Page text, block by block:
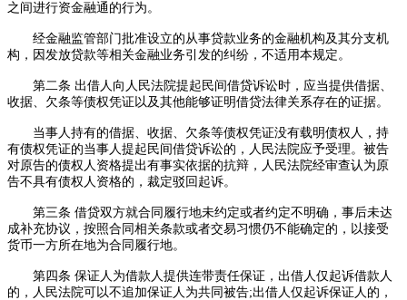
之间进行资金融通的行为。
经金融监管部门批准设立的从事贷款业务的金融机构及其分支机
构，因发放贷款等相关金融业务引发的纠纷，不适用本规定。
第二条 出借人向人民法院提起民间借贷诉讼时，应当提供借据、
收据、欠条等债权凭证以及其他能够证明借贷法律关系存在的证据。
当事人持有的借据、收据、欠条等债权凭证没有载明债权人，持
有债权凭证的当事人提起民间借贷诉讼的，人民法院应予受理。被告
对原告的债权人资格提出有事实依据的抗辩，人民法院经审查认为原
告不具有债权人资格的，裁定驳回起诉。
第三条 借贷双方就合同履行地未约定或者约定不明确，事后未达
成补充协议，按照合同相关条款或者交易习惯仍不能确定的，以接受
货币一方所在地为合同履行地。
第四条 保证人为借款人提供连带责任保证，出借人仅起诉借款人
的，人民法院可以不追加保证人为共同被告;出借人仅起诉保证人的，